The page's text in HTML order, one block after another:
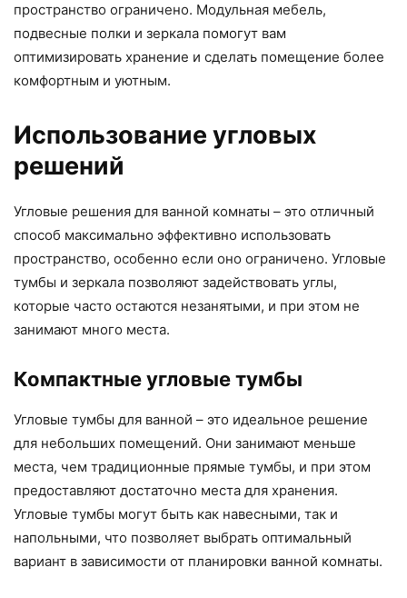
пространство ограничено. Модульная мебель,
подвесные полки и зеркала помогут вам
оптимизировать хранение и сделать помещение более
комфортным и уютным.
Использование угловых
решений
Угловые решения для ванной комнаты – это отличный
способ максимально эффективно использовать
пространство, особенно если оно ограничено. Угловые
тумбы и зеркала позволяют задействовать углы,
которые часто остаются незанятыми, и при этом не
занимают много места.
Компактные угловые тумбы
Угловые тумбы для ванной – это идеальное решение
для небольших помещений. Они занимают меньше
места, чем традиционные прямые тумбы, и при этом
предоставляют достаточно места для хранения.
Угловые тумбы могут быть как навесными, так и
напольными, что позволяет выбрать оптимальный
вариант в зависимости от планировки ванной комнаты.